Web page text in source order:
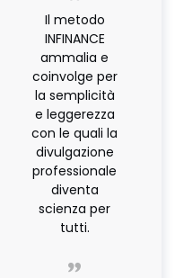
Il metodo
INFINANCE
ammalia e
coinvolge per
la semplicità
e leggerezza
con le quali la
divulgazione
professionale
diventa
scienza per
tutti.